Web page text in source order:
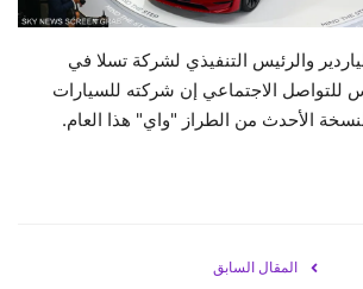
والرئيس التنفيذي لشركة تسلا في
الاجتماعي إن شركته للسيارات
الأحدث من الطراز "واي" هذا العام.
المقال السابق